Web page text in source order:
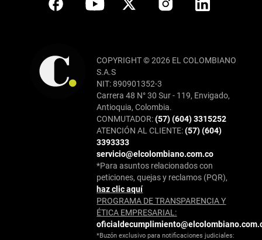
COPYRIGHT © 2026 EL COLOMBIANO
S.A.S
NIT: 890901352-3
Carrera 48 N° 30 Sur - 119, Envigado,
Antioquia, Colombia.
CONMUTADOR:(57) (604) 3315252
ATENCIÓN AL CLIENTE:(57) (604)
3393333
servicio@elcolombiano.com.co
*Para asuntos relacionados con
peticiones, quejas y reclamos (PQR),
haz clic aquí
PROGRAMA DE TRANSPARENCIA Y
ÉTICA EMPRESARIAL:
*Buzón exclusivo para notificaciones judiciales: